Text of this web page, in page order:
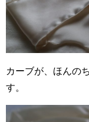
カーブが、ほんの
す。